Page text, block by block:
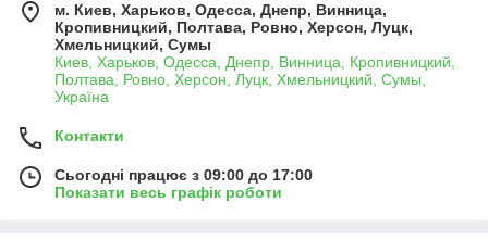
м. Киев, Харьков, Одесса, Днепр, Винница,
Кропивницкий, Полтава, Ровно, Херсон, Луцк,
Хмельницкий, Сумы
Киев, Харьков, Одесса, Днепр, Винница, Кропивницкий,
Полтава, Ровно, Херсон, Луцк, Хмельницкий, Сумы,
Україна
Контакти
Сьогодні працює з 09:00 до 17:00
Показати весь графік роботи